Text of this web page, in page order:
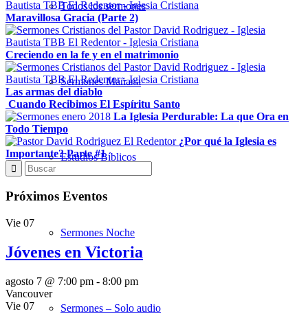
Todos los sermones
Sermones Mañana
Estudios Bíblicos
Sermones Noche
Sermones – Solo audio
Maravillosa Gracia (Parte 2)
Creciendo en la fe y en el matrimonio
Las armas del diablo
Cuando Recibimos El Espíritu Santo
La Iglesia Perdurable: La que Ora en
Todo Tiempo
¿Por qué la Iglesia es
Importante? Parte #1
Próximos Eventos
Vie 07
Jóvenes en Victoria
agosto 7 @ 7:00 pm - 8:00 pm
Vancouver
Vie 07